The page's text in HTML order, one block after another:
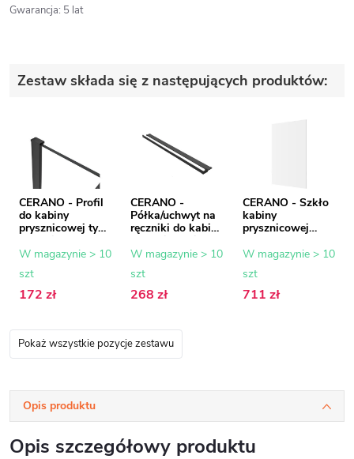
Gwarancja: 5 lat
Zestaw składa się z następujących produktów:
CERANO - Profil
do kabiny
prysznicowej typu
mm - czarny mat
W magazynie > 10
szt
172 zł
CERANO -
Półka/uchwyt na
ręczniki do kabiny
walk-in - 8-10
- 30 do 160 cm
W magazynie > 10
szt
268 zł
CERANO - Szkło
kabiny
prysznicowej
szkło
120x200 cm
W magazynie > 10
szt
711 zł
Pokaż wszystkie pozycje zestawu
Opis produktu
Opis szczegółowy produktu